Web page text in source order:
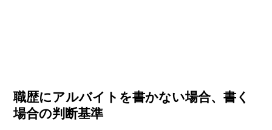
職歴にアルバイトを書かない場合、書く
場合の判断基準